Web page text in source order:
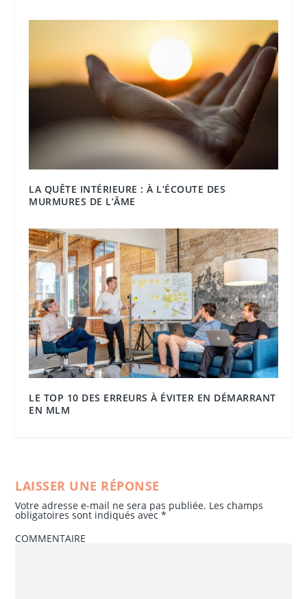
LA QUÊTE INTÉRIEURE : À L’ÉCOUTE DES
MURMURES DE L’ÂME
LE TOP 10 DES ERREURS À ÉVITER EN DÉMARRANT
EN MLM
LAISSER UNE RÉPONSE
Votre adresse e-mail ne sera pas publiée. Les champs
obligatoires sont indiqués avec*
COMMENTAIRE